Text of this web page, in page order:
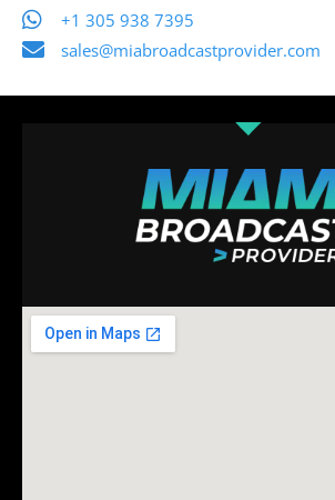
+1 305 938 7395
sales@miabroadcastprovider.com